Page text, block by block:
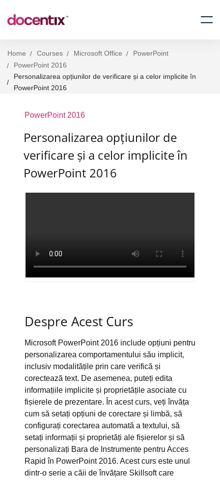
Home Courses Microsoft Office
PowerPoint
PowerPoint 2016
Personalizarea opțiunilor de verificare și a celor implicite în
PowerPoint 2016
PowerPoint 2016
Personalizarea opțiunilor de
verificare și a celor implicite în
PowerPoint 2016
Despre Acest Curs
Microsoft PowerPoint 2016 include opțiuni pentru
personalizarea comportamentului său implicit,
inclusiv modalitățile prin care verifică și
corectează text. De asemenea, puteți edita
informațiile implicite și proprietățile asociate cu
fișierele de prezentare. În acest curs, veți învăța
cum să setați opțiuni de corectare și limbă, să
configurați corectarea automată a textului, să
setați informații și proprietăți ale fișierelor și să
personalizați Bara de Instrumente pentru Acces
Rapid în PowerPoint 2016. Acest curs este unul
dintr-o serie a căii de învățare Skillsoft care